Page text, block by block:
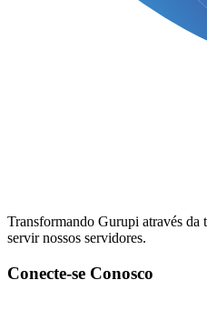
Transformando Gurupi através da
servir nossos servidores.
Conecte-se Conosco